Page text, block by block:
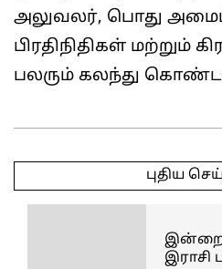
அலுவலர், பொது
பிரதிநிதிகள் மற்றும்
பலரும் கலந்து
06-
புதிய